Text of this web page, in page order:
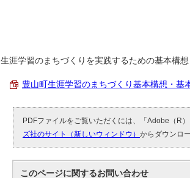
生涯学習のまちづくりを実践するための基本構想
豊山町生涯学習のまちづくり基本構想・基
PDFファイルをご覧いただくには、「Adobe（R
ズ社のサイト（新しいウィンドウ） からダウンロ
このページに関するお問い合わせ